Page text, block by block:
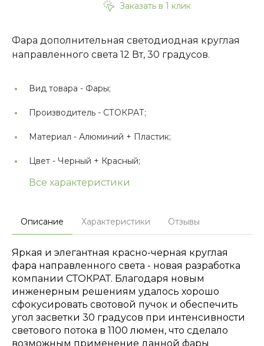
Заказать в 1 клик
Фара дополнительная светодиодная круглая
направленного света 12 Вт, 30 градусов.
Вид товара - Фары;
Производитель - СТОКРАТ;
Материал - Алюминий + Пластик;
Цвет - Черный + Красный;
Все характеристики
Описание Характеристики Отзывы
Яркая и элегантная красно-черная круглая
фара направленного света - новая разработка
компании СТОКРАТ. Благодаря новым
инженерным решениям удалось хорошо
сфокусировать свотовой пучок и обеспечить
угол засветки 30 градусов при интенсивности
светового потока в 1100 люмен, что сделало
возможным применение данной фары